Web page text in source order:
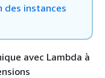
des instances
avec Lambda à